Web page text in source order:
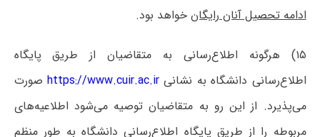
ادامه تحصیل آنان رایگان خواهد بود.
۱۵) هرگونه اطلاع‌رسانی به متقاضیان از طریق پایگاه
اطلاع‌رسانی دانشگاه به نشانیhttps://www.cuir.ac.ir صورت
می‌پذیرد. از این رو به متقاضیان توصیه می‌شود اطلاعیه‌های
مربوطه را از طریق پایگاه اطلاع‌رسانی دانشگاه به طور منظم